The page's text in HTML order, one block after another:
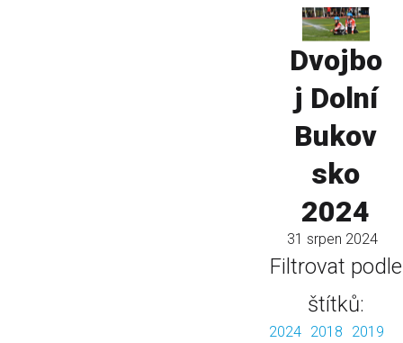
Dvojbo
j Dolní
Bukov
sko
2024
31 srpen 2024
Filtrovat podle
štítků:
2024 2018
2019